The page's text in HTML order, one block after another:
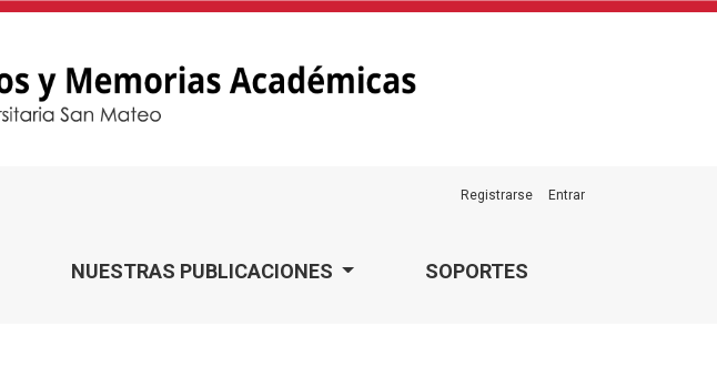
NUESTRAS PUBLICACIONES SOPORTES
Registrarse Entrar